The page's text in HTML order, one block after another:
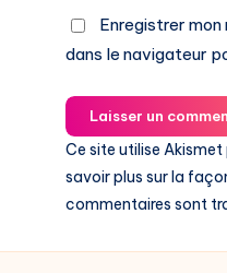
Enregistrer
dans le navigateur
Laisser un
Ce site utilise Akismet
savoir plus sur la
commentaires sont